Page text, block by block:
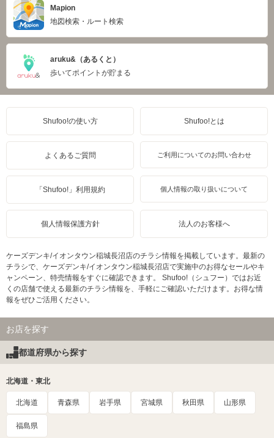
Mapion
地図検索・ルート検索
aruku&（あるくと）
歩いてポイントが貯まる
Shufoo!の使い方 Shufoo!とは
よくあるご質問 ご利用についてのお問い合わせ
「Shufoo!」利用規約 個人情報の取り扱いについて
個人情報保護方針 法人のお客様へ
ケーズデンキ/イオンタウン稲城長沼店のチラシ情報を掲載しています。最新の
チラシで、ケーズデンキ/イオンタウン稲城長沼店で実施中のお得なセールやキ
ャンペーン、特売情報をすぐに確認できます。 Shufoo!（シュフー）ではお近
くの店舗で使える最新のチラシ情報を、手軽にご確認いただけます。お得な情
報をぜひご活用ください。
お店を探す
都道府県から探す
北海道・東北
北海道 青森県 岩手県 宮城県 秋田県 山形県
福島県